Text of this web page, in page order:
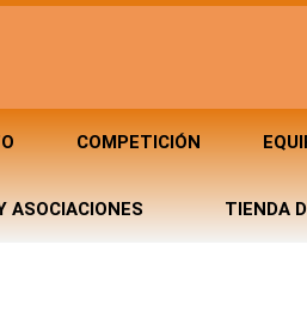
COMPETICIÓN
ASOCIACIONES TIENDA